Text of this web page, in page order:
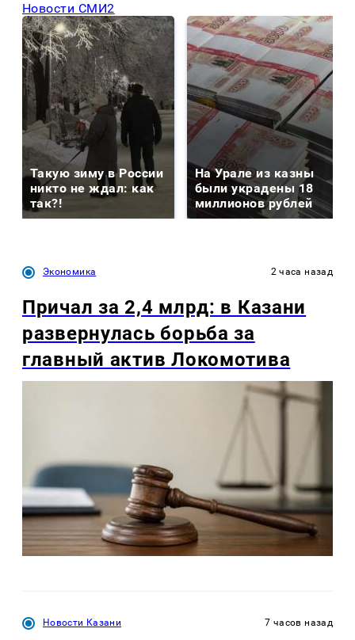
Новости СМИ2
Такую зиму в России
никто не ждал: как
так?!
На Урале из казны
были украдены 18
миллионов рублей
Экономика 2 часа назад
Причал за 2,4 млрд: в Казани
развернулась борьба за
главный актив Локомотива
Новости Казани 7 часов назад